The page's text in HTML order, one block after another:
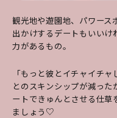
観光地や遊園地、パワース
出かけするデートもいいけ
力があるもの。
「もっと彼とイチャイチ
とのスキンシップが減っ
ートできゅんとさせる仕
ましょう♡